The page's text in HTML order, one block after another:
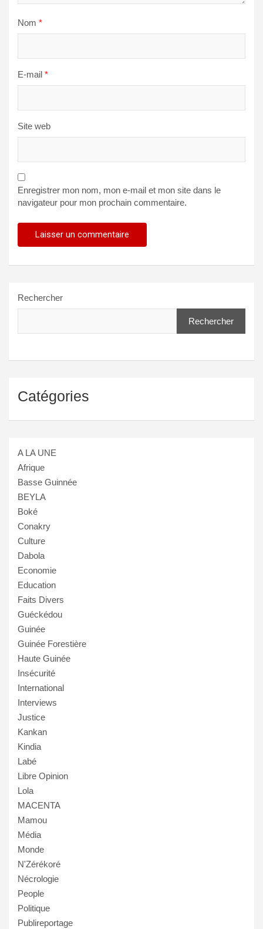
Nom *
E-mail *
Site web
Enregistrer mon nom, mon e-mail et mon site dans le
navigateur pour mon prochain commentaire.
Rechercher
Rechercher
Catégories
A LA UNE
Afrique
Basse Guinnée
BEYLA
Boké
Conakry
Culture
Dabola
Economie
Education
Faits Divers
Guéckédou
Guinée
Guinée Forestière
Haute Guinée
Insécurité
International
Interviews
Justice
Kankan
Kindia
Labé
Libre Opinion
Lola
MACENTA
Mamou
Média
Monde
N'Zérékoré
Nécrologie
People
Politique
Publireportage